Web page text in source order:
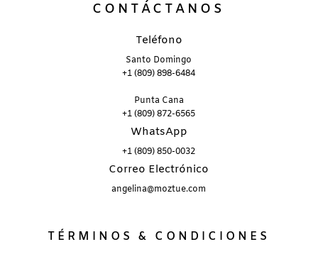
CONTÁCTANOS
Teléfono
Santo Domingo
+1 (809) 898-6484
Punta Cana
+1 (809) 872-6565
WhatsApp
+1 (809) 850-0032
Correo Electrónico
angelina@moztue.com
TÉRMINOS & CONDICIONES